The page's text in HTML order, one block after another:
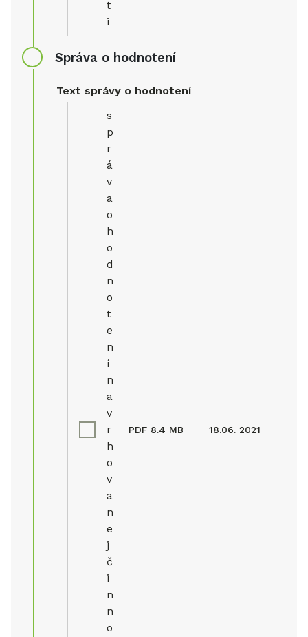
t
i
Správa o hodnotení
Text správy o hodnotení
s
p
r
á
v
a
o
h
o
d
n
o
t
e
n
í
n
a
v
r
h
o
v
a
n
e
j
č
i
n
n
o
PDF 8.4 MB 18.06. 2021